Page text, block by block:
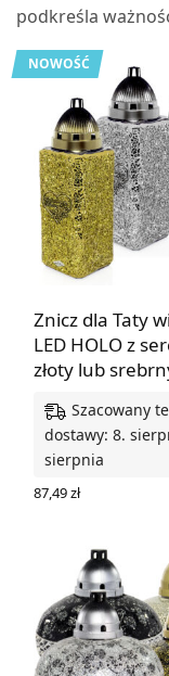
podkreśla
NOWOŚĆ
Znicz dla Taty
LED HOLO z
złoty lub
Szacowany
dostawy: 8.
sierpnia
87,49zł